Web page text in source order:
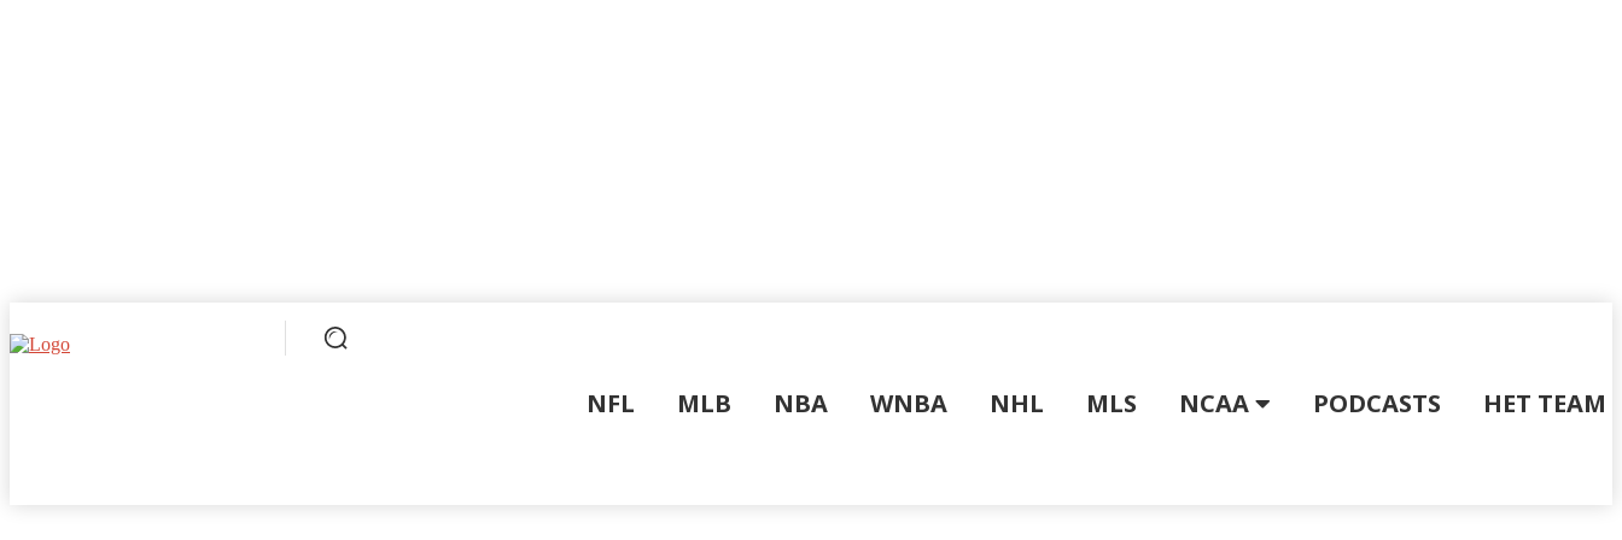
NFL MLB NBA WNBA NHL MLS NCAA PODCASTS HET TEAM